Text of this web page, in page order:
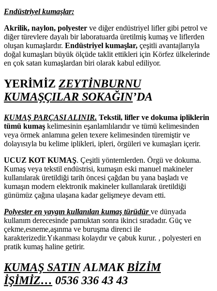
Endüstriyel kumaşlar:
Akrilik, naylon, polyester ve diğer endüstriyel lifler gibi petrol ve
diğer türevlere dayalı bir laboratuarda üretilmiş kumaş ve liflerden
oluşan kumaşlardır. Endüstriyel kumaşlar, çeşitli avantajlarıyla
doğal kumaşları büyük ölçüde taklit ettikleri için Körfez ülkelerinde
en çok satan kumaşlardan biri olarak kabul ediliyor.
YERİMİZ ZEYTİNBURNU
KUMAŞÇILAR SOKAĞIN’DA
KUMAŞ PARÇASI ALINIR. Tekstil, lifler ve dokuma ipliklerin
tümü kumaş kelimesinin eşanlamlılarıdır ve tümü kelimesinden
veya örmek anlamına gelen texere kelimesinden türemiştir ve
dolayısıyla bu kelime iplikleri, ipleri, örgüleri ve kumaşları içerir.
UCUZ KOT KUMAŞ. Çeşitli yöntemlerden. Örgü ve dokuma.
Kumaş veya tekstil endüstrisi, kumaşın eski manuel makineler
kullanılarak üretildiği tarih öncesi çağdan bu yana başladı ve
kumaşın modern elektronik makineler kullanılarak üretildiği
günümüz çağına ulaşana kadar gelişmeye devam etti.
Polyester en yaygın kullanılan kumaş türüdürve dünyada
kullanım derecesinde pamuktan sonra ikinci sıradadır. Güç ve
çekme,esneme,aşınma ve buruşma direnci ile
karakterizedir.Yıkanması kolaydır ve çabuk kurur. , polyesteri en
pratik kumaş haline getirir.
KUMAŞ SATINALMAK BİZİM
İŞİMİZ… 0536 336 43 43